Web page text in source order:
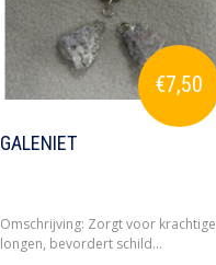
€7,50
GALENIET
Omschrijving: Zorgt voor krachtige
longen, bevordert schild...